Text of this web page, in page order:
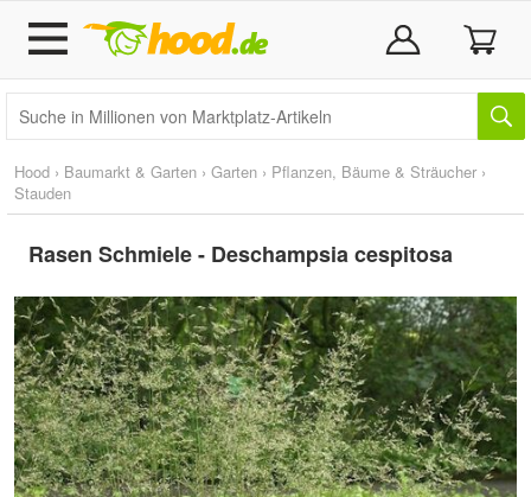
Hood › Baumarkt & Garten › Garten › Pflanzen, Bäume & Sträucher ›
Stauden
Rasen Schmiele - Deschampsia cespitosa